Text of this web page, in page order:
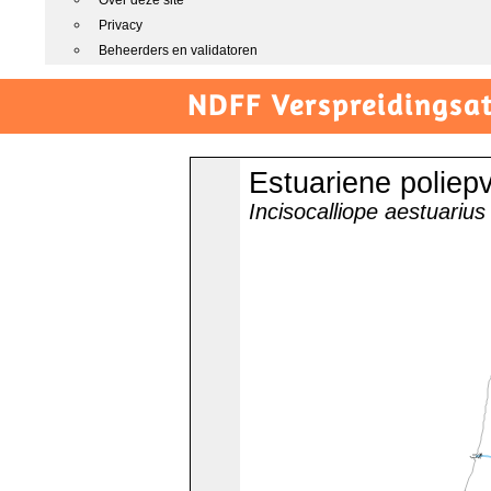
Privacy
Beheerders en validatoren
NDFF